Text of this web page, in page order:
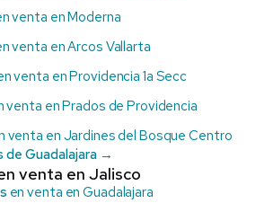
venta en Moderna
venta en Arcos Vallarta
venta en Providencia 1a Secc
venta en Prados de Providencia
venta en Jardines del Bosque Centro
de Guadalajara →
venta en Jalisco
en venta en Guadalajara